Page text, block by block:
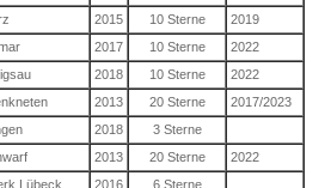
2015 10 Sterne
2019
2017 10 Sterne
2022
2018 10 Sterne
2022
2013 20 Sterne
2017/2023
2018
3 Sterne
2013 20 Sterne
2022
Lübeck
2016
6 Sterne